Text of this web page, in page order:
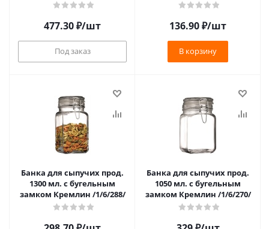
477.30₽/шт
Под заказ
136.90₽/шт
В корзину
Банка для сыпучих прод.
1300 мл. с бугельным
замком Кремлин /1/6/288/
Банка для сыпучих прод.
1050 мл. с бугельным
замком Кремлин /1/6/270/